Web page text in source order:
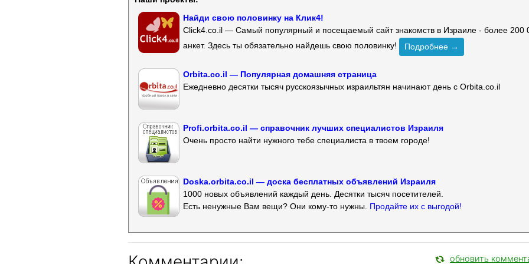
Найди свою половинку на Клик4!
Click4.co.il — Самый популярный и посещаемый сайт знакомств в Израиле - более 200
анкет. Здесь ты обязательно найдешь свою половинку!
Подробнее →
Orbita.co.il — Популярная домашняя страница
Ежедневно десятки тысяч русскоязычных израильтян начинают день с Orbita.co.il
Profi.orbita.co.il — справочник лучших специалистов Израиля
Очень просто найти нужного тебе специалиста в твоем городе!
Doska.orbita.co.il — доска бесплатных объявлений Израиля
1000 новых объявлений каждый день. Десятки тысяч посетителей.
Есть ненужные Вам вещи? Они кому-то нужны. Продайте их с выгодой!
обновить